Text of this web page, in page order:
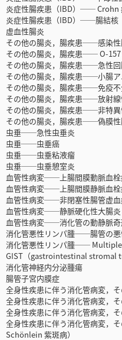
炎症性腸疾患（IBD）── Crohn
炎症性腸疾患（IBD）──腸結核
虚血性腸炎
その他の腸炎，腸疾患──感染性
その他の腸炎，腸疾患── O-157
その他の腸炎，腸疾患──急性回
その他の腸炎，腸疾患──小腸ア
その他の腸炎，腸疾患──免疫不
その他の腸炎，腸疾患──放射線
その他の腸炎，腸疾患──非特異
その他の腸炎，腸疾患──偽膜性
虫垂──急性虫垂炎
虫垂──虫垂癌
虫垂──虫垂粘液瘤
虫垂──虫垂憩室炎
血管性病変──上腸間膜動脈血
血管性病変──上腸間膜静脈血
血管性病変──非閉塞性腸管虚血
血管性病変──静脈硬化性大腸炎
血管性病変──消化管の動静脈
消化管悪性リンパ腫──腸管の悪
消化管悪性リンパ腫── Multiple
GIST（gastrointestinal stromal
消化管神経内分泌腫瘍
腸管子宮内膜症
全身性疾患に伴う消化管病変，
全身性疾患に伴う消化管病変，
全身性疾患に伴う消化管病変，
全身性疾患に伴う消化管病変，
Schönlein 紫斑病）